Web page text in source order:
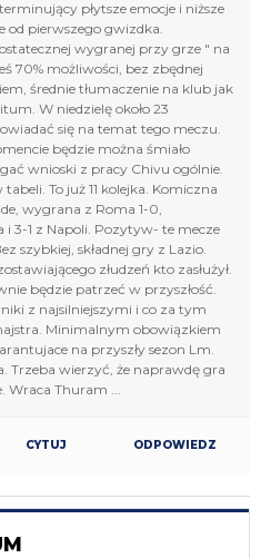
płytsze emocje i niższe
od pierwszego gwizdka.
wygranej przy grze " na
70% możliwości, bez zbędnej
średnie tłumaczenie na klub jak
W niedzielę około 23
się na temat tego meczu.
będzie można śmiało
wnioski z pracy Chivu ogólnie.
To już 11 kolejka. Komiczna
wygrana z Roma 1-0,
i 3-1 z Napoli. Pozytyw- te mecze
szybkiej, składnej gry z Lazio.
złudzeń kto zasłużył.
będzie patrzeć w przyszłość.
z najsilniejszymi i co za tym
Minimalnym obowiązkiem
na przyszły sezon Lm.
Trzeba wierzyć, że naprawdę gra
Wraca Thuram ...
CYTUJ ODPOWIEDZ